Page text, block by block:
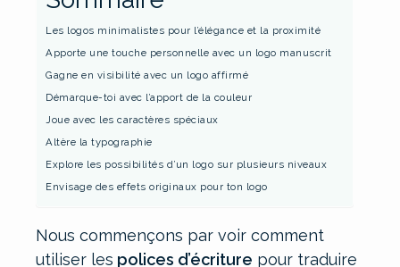
Les logos minimalistes pour l’élégance et la proximité
Apporte une touche personnelle avec un logo manuscrit
Gagne en visibilité avec un logo affirmé
Démarque-toi avec l’apport de la couleur
Joue avec les caractères spéciaux
Altère la typographie
Explore les possibilités d’un logo sur plusieurs niveaux
Envisage des effets originaux pour ton logo
Nous commençons par voir comment
utiliser les polices d’écriture pour traduire